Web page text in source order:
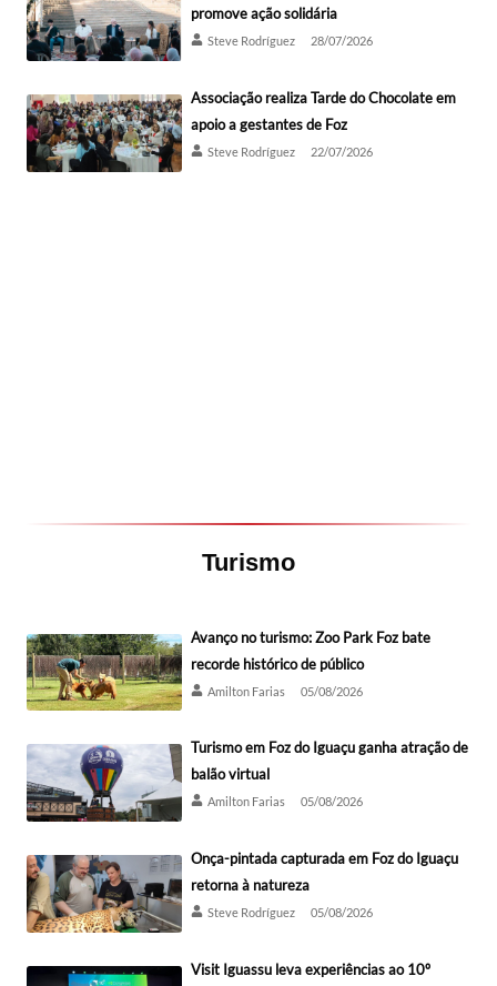
promove ação solidária
Steve Rodríguez 28/07/2026
Associação realiza Tarde do Chocolate em
apoio a gestantes de Foz
Steve Rodríguez 22/07/2026
Turismo
Avanço no turismo: Zoo Park Foz bate
recorde histórico de público
Amilton Farias 05/08/2026
Turismo em Foz do Iguaçu ganha atração de
balão virtual
Amilton Farias 05/08/2026
Onça-pintada capturada em Foz do Iguaçu
retorna à natureza
Steve Rodríguez 05/08/2026
Visit Iguassu leva experiências ao 10º